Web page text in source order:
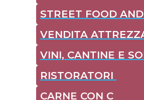
STREET FOOD
VENDITA
VINI, CANTINE E
RISTORATORI
CARNE CON C